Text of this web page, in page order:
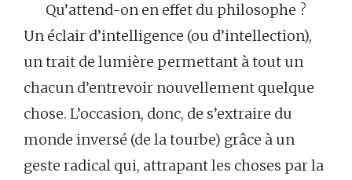
Qu’attend-on en effet du philosophe ?
Un éclair d’intelligence (ou d’intellection),
un trait de lumière permettant à tout un
chacun d’entrevoir nouvellement quelque
chose. L’occasion, donc, de s’extraire du
monde inversé (de la tourbe) grâce à un
geste radical qui, attrapant les choses par la